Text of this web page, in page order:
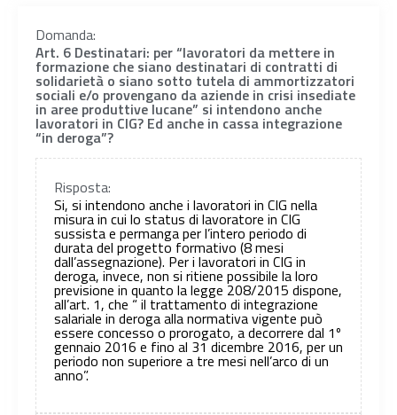
Domanda:
Art. 6 Destinatari: per “lavoratori da mettere in
formazione che siano destinatari di contratti di
solidarietà o siano sotto tutela di ammortizzatori
sociali e/o provengano da aziende in crisi insediate
in aree produttive lucane” si intendono anche
lavoratori in CIG? Ed anche in cassa integrazione
“in deroga”?
Risposta:
Si, si intendono anche i lavoratori in CIG nella
misura in cui lo status di lavoratore in CIG
sussista e permanga per l’intero periodo di
durata del progetto formativo (8 mesi
dall’assegnazione). Per i lavoratori in CIG in
deroga, invece, non si ritiene possibile la loro
previsione in quanto la legge 208/2015 dispone,
all’art. 1, che “ il trattamento di integrazione
salariale in deroga alla normativa vigente può
essere concesso o prorogato, a decorrere dal 1º
gennaio 2016 e fino al 31 dicembre 2016, per un
periodo non superiore a tre mesi nell’arco di un
anno”.